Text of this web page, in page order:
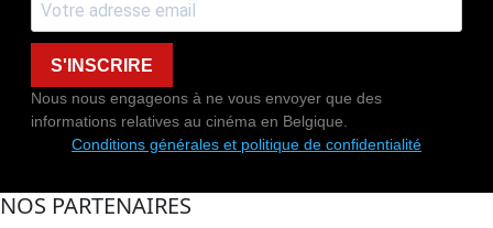
S'INSCRIRE
Nous nous engageons à ne vous envoyer que des
informations relatives au cinéma en Belgique.
Conditions générales et politique de confidentialité
NOS PARTENAIRES